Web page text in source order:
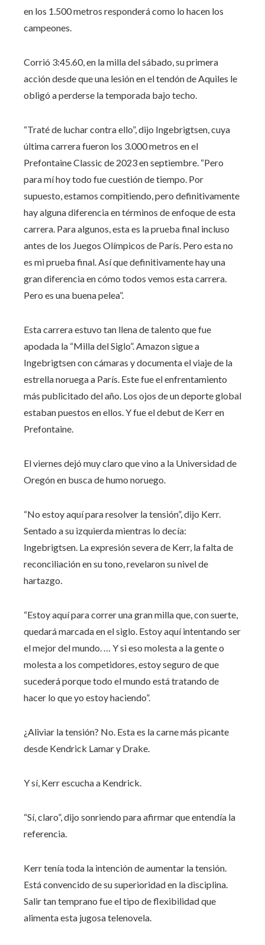
en los 1.500 metros responderá como lo hacen los
campeones.
Corrió 3:45.60, en la milla del sábado, su primera
acción desde que una lesión en el tendón de Aquiles le
obligó a perderse la temporada bajo techo.
“Traté de luchar contra ello”, dijo Ingebrigtsen, cuya
última carrera fueron los 3.000 metros en el
Prefontaine Classic de 2023 en septiembre. “Pero
para mí hoy todo fue cuestión de tiempo. Por
supuesto, estamos compitiendo, pero definitivamente
hay alguna diferencia en términos de enfoque de esta
carrera. Para algunos, esta es la prueba final incluso
antes de los Juegos Olímpicos de París. Pero esta no
es mi prueba final. Así que definitivamente hay una
gran diferencia en cómo todos vemos esta carrera.
Pero es una buena pelea”.
Esta carrera estuvo tan llena de talento que fue
apodada la “Milla del Siglo”. Amazon sigue a
Ingebrigtsen con cámaras y documenta el viaje de la
estrella noruega a París. Este fue el enfrentamiento
más publicitado del año. Los ojos de un deporte global
estaban puestos en ellos. Y fue el debut de Kerr en
Prefontaine.
El viernes dejó muy claro que vino a la Universidad de
Oregón en busca de humo noruego.
“No estoy aquí para resolver la tensión”, dijo Kerr.
Sentado a su izquierda mientras lo decía:
Ingebrigtsen. La expresión severa de Kerr, la falta de
reconciliación en su tono, revelaron su nivel de
hartazgo.
“Estoy aquí para correr una gran milla que, con suerte,
quedará marcada en el siglo. Estoy aquí intentando ser
el mejor del mundo. … Y si eso molesta a la gente o
molesta a los competidores, estoy seguro de que
sucederá porque todo el mundo está tratando de
hacer lo que yo estoy haciendo”.
¿Aliviar la tensión? No. Esta es la carne más picante
desde Kendrick Lamar y Drake.
Y sí, Kerr escucha a Kendrick.
“Sí, claro”, dijo sonriendo para afirmar que entendía la
referencia.
Kerr tenía toda la intención de aumentar la tensión.
Está convencido de su superioridad en la disciplina.
Salir tan temprano fue el tipo de flexibilidad que
alimenta esta jugosa telenovela.